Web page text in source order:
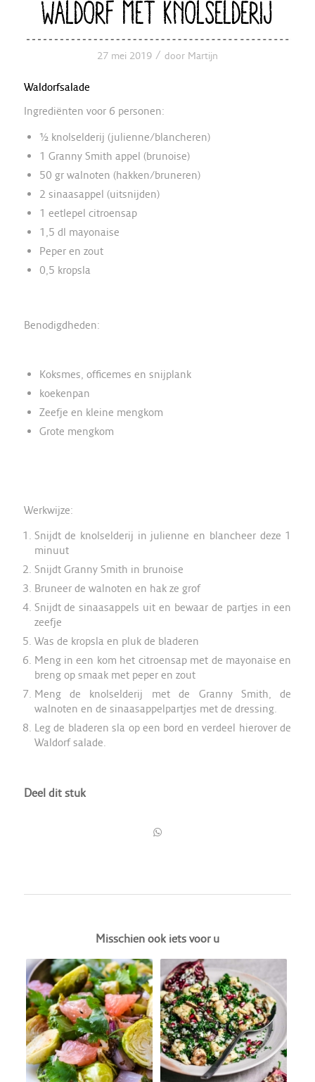
WALDORF MET KNOLSELDERIJ
27 mei 2019 / door Martijn
Waldorfsalade
Ingrediënten voor 6 personen:
½ knolselderij (julienne/blancheren)
1 Granny Smith appel (brunoise)
50 gr walnoten (hakken/bruneren)
2 sinaasappel (uitsnijden)
1 eetlepel citroensap
1,5 dl mayonaise
Peper en zout
0,5 kropsla
Benodigdheden:
Koksmes, officemes en snijplank
koekenpan
Zeefje en kleine mengkom
Grote mengkom
Werkwijze:
Snijdt de knolselderij in julienne en blancheer deze 1
minuut
Snijdt Granny Smith in brunoise
Bruneer de walnoten en hak ze grof
Snijdt de sinaasappels uit en bewaar de partjes in een
zeefje
Was de kropsla en pluk de bladeren
Meng in een kom het citroensap met de mayonaise en
breng op smaak met peper en zout
Meng de knolselderij met de Granny Smith, de
walnoten en de sinaasappelpartjes met de dressing.
Leg de bladeren sla op een bord en verdeel hierover de
Waldorf salade.
Deel dit stuk
Misschien ook iets voor u